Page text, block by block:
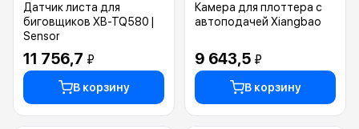
Датчик листа для
биговщиков XB-TQ580 |
Sensor
11 756,7 ₽
В корзину
Камера для плоттера с
автоподачей Xiangbao
9 643,5 ₽
В корзину